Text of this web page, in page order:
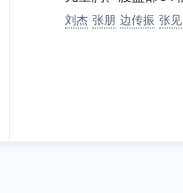
刘杰 张朋 边传振 张见